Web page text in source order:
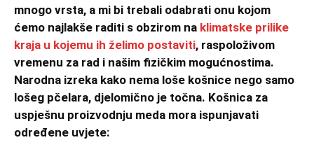
mnogo vrsta, a mi bi trebali odabrati onu kojom
ćemo najlakše raditi s obzirom na klimatske prilike
kraja u kojemu ih želimo postaviti, raspoloživom
vremenu za rad i našim fizičkim mogućnostima.
Narodna izreka kako nema loše košnice nego samo
lošeg pčelara, djelomično je točna. Košnica za
uspješnu proizvodnju meda mora ispunjavati
određene uvjete: